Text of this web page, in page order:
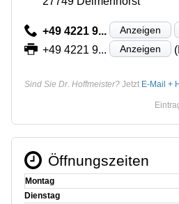
+49 4221 9... Anzeigen
+49 4221 9... Anzeigen
Sind Sie Dr. Hoffmeister? Jetzt E-Mail +
Öffnungszeiten
Montag
Dienstag